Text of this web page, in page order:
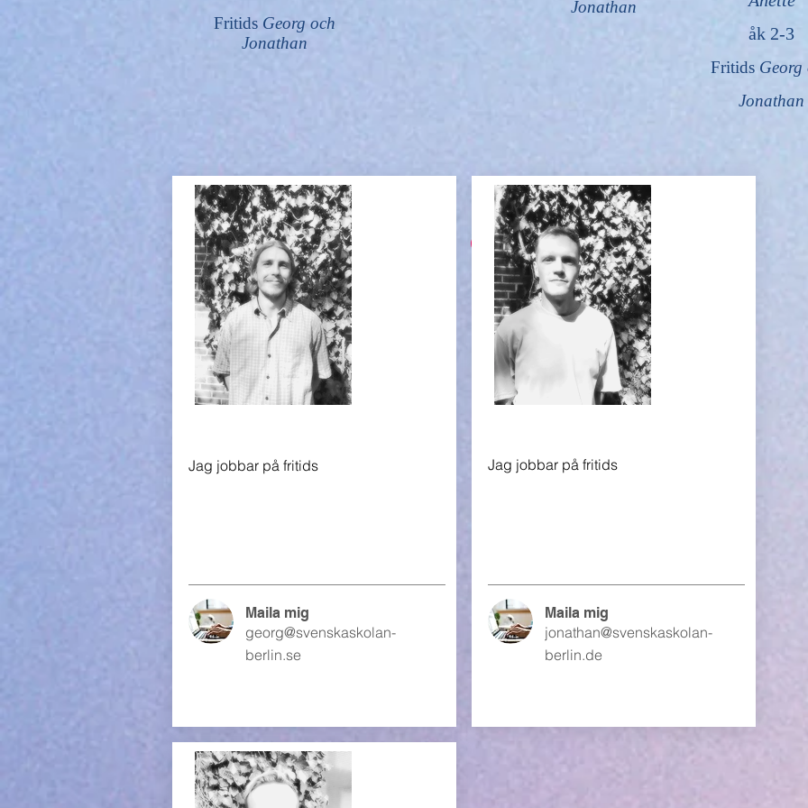
Fritids Georg och
Jonathan
Jonathan
åk 2-3
Fritids Georg
Jonathan
ANMÄLAN FRITIDS
Jag jobbar på fritids
georg@svenskaskolan-
berlin.se
Maila mig
Jag jobbar på fritids
jonathan@svenskaskolan-
berlin.de
Maila mig